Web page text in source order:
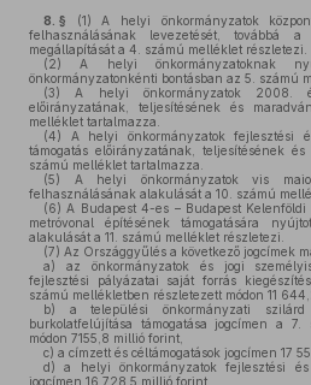
8. § (1) A helyi önkormányzatok
felhasználásának levezetését, továbbá
megállapítását a 4. számú melléklet részletezi.
(2) A helyi önkormányzatoknak
önkormányzatonkénti bontásban az 5. számú
(3) A helyi önkormányzatok 2008.
előirányzatának, teljesítésének és
melléklet tartalmazza.
(4) A helyi önkormányzatok fejlesztési
támogatás előirányzatának, teljesítésének
számú melléklet tartalmazza.
(5) A helyi önkormányzatok vis
felhasználásának alakulását a 10. számú
(6) A Budapest 4-es – Budapest
metróvonal építésének támogatására
alakulását a 11. számú melléklet részletezi.
(7) Az Országgyűlés a következő jogcímek
a) az önkormányzatok és jogi
fejlesztési pályázatai saját forrás
számú mellékletben részletezett módon 11
b) a települési önkormányzati
burkolatfelújítása támogatása jogcímen a
módon 7155,8 millió forint,
c) a címzett és céltámogatások jogcímen 17
d) a helyi önkormányzatok fejlesztési
jogcímen 16 728,5 millió forint,